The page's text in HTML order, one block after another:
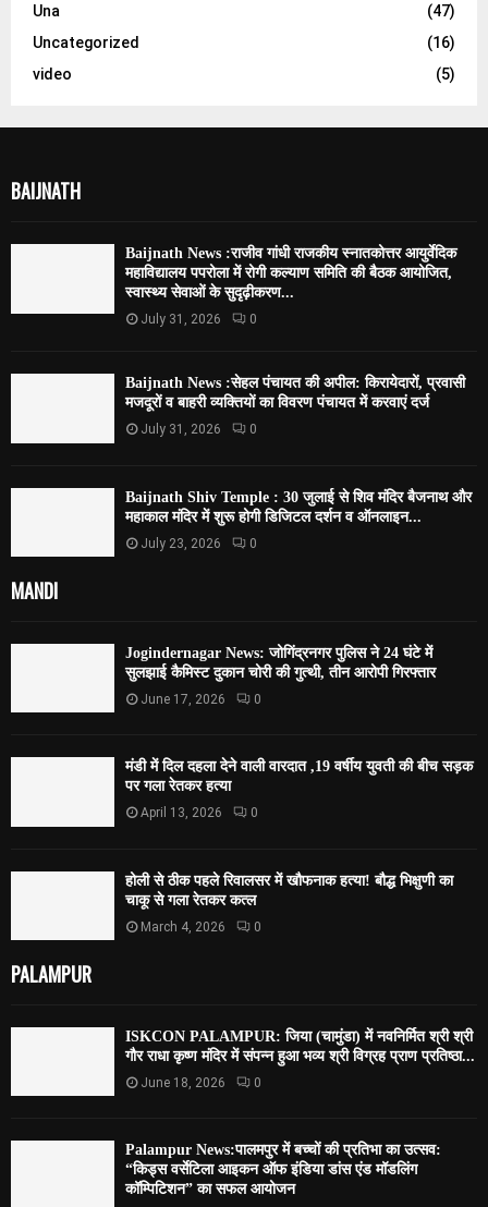
Una
(47)
Uncategorized
(16)
video
(5)
BAIJNATH
Baijnath News :राजीव गांधी राजकीय स्नातकोत्तर आयुर्वेदिक
महाविद्यालय पपरोला में रोगी कल्याण समिति की बैठक आयोजित,
स्वास्थ्य सेवाओं के सुदृढ़ीकरण...
July 31, 2026 0
Baijnath News :सेहल पंचायत की अपील: किरायेदारों, प्रवासी
मजदूरों व बाहरी व्यक्तियों का विवरण पंचायत में करवाएं दर्ज
July 31, 2026 0
Baijnath Shiv Temple : 30 जुलाई से शिव मंदिर बैजनाथ और
महाकाल मंदिर में शुरू होगी डिजिटल दर्शन व ऑनलाइन...
July 23, 2026 0
MANDI
Jogindernagar News: जोगिंद्रनगर पुलिस ने 24 घंटे में
सुलझाई कैमिस्ट दुकान चोरी की गुत्थी, तीन आरोपी गिरफ्तार
June 17, 2026 0
मंडी में दिल दहला देने वाली वारदात ,19 वर्षीय युवती की बीच सड़क
पर गला रेतकर हत्या
April 13, 2026 0
होली से ठीक पहले रिवालसर में खौफनाक हत्या! बौद्ध भिक्षुणी का
चाकू से गला रेतकर कत्ल
March 4, 2026 0
PALAMPUR
ISKCON PALAMPUR: जिया (चामुंडा) में नवनिर्मित श्री श्री
गौर राधा कृष्ण मंदिर में संपन्न हुआ भव्य श्री विग्रह प्राण प्रतिष्ठा...
June 18, 2026 0
Palampur News:पालमपुर में बच्चों की प्रतिभा का उत्सव:
“किड्स वर्सेटिला आइकन ऑफ इंडिया डांस एंड मॉडलिंग
कॉम्पिटिशन” का सफल आयोजन